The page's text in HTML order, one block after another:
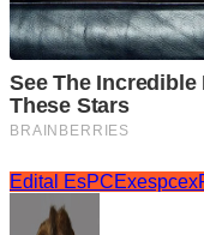
Edital EsPCExespcex